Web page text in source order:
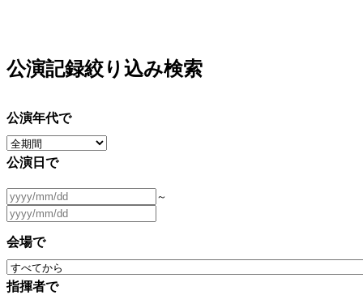
公演記録絞り込み検索
公演年代で
公演日で
～
会場で
指揮者で